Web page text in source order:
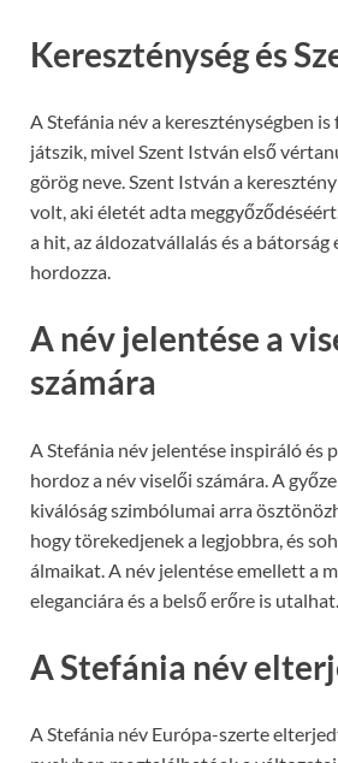
Kereszténység és
A Stefánia név a kereszténységben
játszik, mivel Szent István első
görög neve. Szent István a
volt, aki életét adta
a hit, az áldozatvállalás és a
hordozza.
A név jelentése a
számára
A Stefánia név jelentése inspiráló és
hordoz a név viselői számára. A
kiválóság szimbólumai arra
hogy törekedjenek a legjobbra, és
álmaikat. A név jelentése emellett a
eleganciára és a belső erőre is utalhat.
A Stefánia név
A Stefánia név Európa-szerte